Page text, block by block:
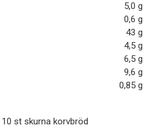
5,0 g
0,6 g
43 g
4,5 g
6,5 g
9,6 g
0,85 g
10 st skurna korvbröd